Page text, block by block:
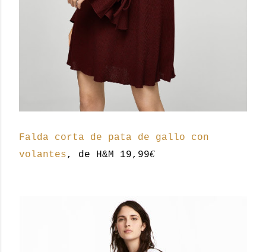
Falda corta de pata de gallo con
volantes, de H&M 19,99€